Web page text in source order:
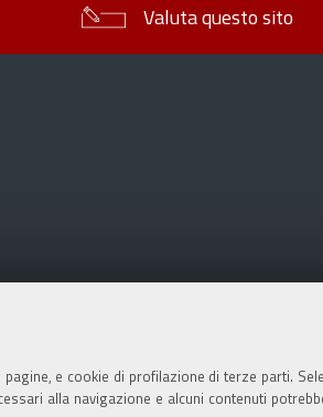
e cookie di profilazione di terze parti.
alla navigazione e alcuni contenuti
Valuta questo sito